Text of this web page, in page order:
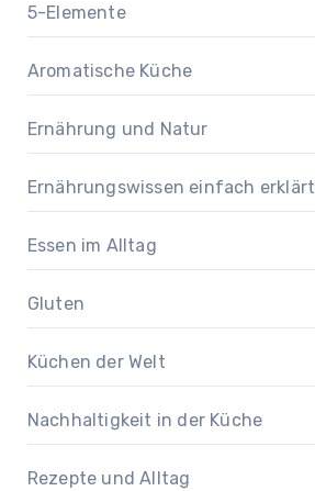
5-Elemente
Aromatische Küche
Ernährung und Natur
Ernährungswissen einfach erklärt
Essen im Alltag
Gluten
Küchen der Welt
Nachhaltigkeit in der Küche
Rezepte und Alltag